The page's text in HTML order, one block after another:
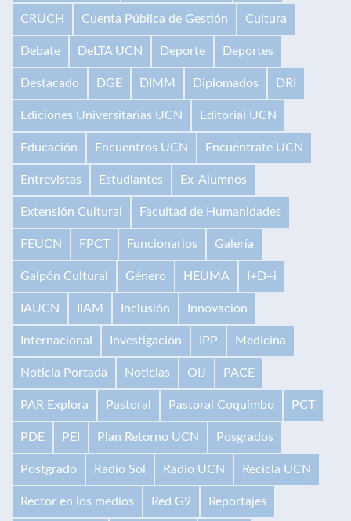
CRUCH Cuenta Pública de Gestión Cultura
Debate DeLTA UCN Deporte Deportes
Destacado DGE DIMM Diplomados DRI
Ediciones Universitarias UCN Editorial UCN
Educación Encuentros UCN Encuéntrate UCN
Entrevistas Estudiantes Ex-Alumnos
Extensión Cultural Facultad de Humanidades
FEUCN FPCT Funcionarios Galería
Galpón Cultural Género HEUMA I+D+i
IAUCN IIAM Inclusión Innovación
Internacional Investigación IPP Medicina
Noticia Portada Noticias OIJ PACE
PAR Explora Pastoral Pastoral Coquimbo PCT
PDE PEI Plan Retorno UCN Posgrados
Postgrado Radio Sol Radio UCN Recicla UCN
Rector en los medios Red G9 Reportajes